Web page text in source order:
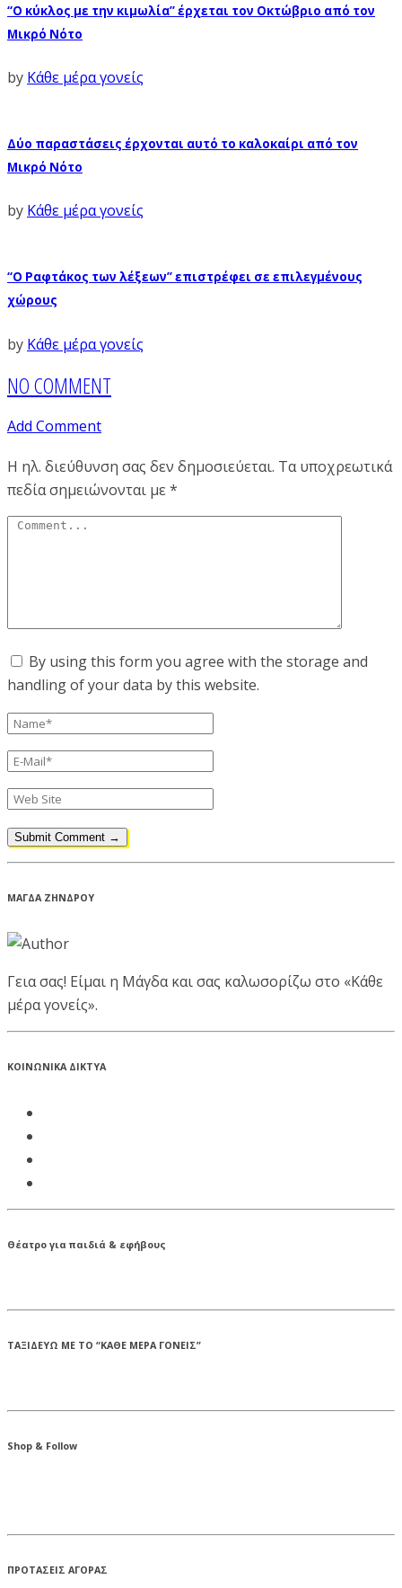
“Ο κύκλος με την κιμωλία” έρχεται τον Οκτώβριο από τον
Μικρό Νότο
by Κάθε μέρα γονείς
Δύο παραστάσεις έρχονται αυτό το καλοκαίρι από τον
Μικρό Νότο
by Κάθε μέρα γονείς
“Ο Ραφτάκος των λέξεων” επιστρέφει σε επιλεγμένους
χώρους
by Κάθε μέρα γονείς
NO COMMENT
Add Comment
Η ηλ. διεύθυνση σας δεν δημοσιεύεται. Τα υποχρεωτικά
πεδία σημειώνονται με*
By using this form you agree with the storage and
handling of your data by this website.
ΜΑΓΔΑ ΖΗΝΔΡΟΥ
Γεια σας! Είμαι η Μάγδα και σας καλωσορίζω στο «Κάθε
μέρα γονείς».
ΚΟΙΝΩΝΙΚΑ ΔΙΚΤΥΑ
Θέατρο για παιδιά & εφήβους
ΤΑΞΙΔΕΥΩ ΜΕ ΤΟ “ΚΑΘΕ ΜΕΡΑ ΓΟΝΕΙΣ”
Shop & Follow
ΠΡΟΤΑΣΕΙΣ ΑΓΟΡΑΣ